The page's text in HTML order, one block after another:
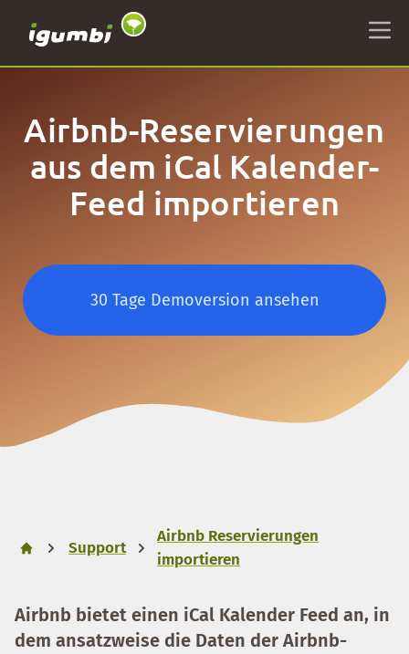
Airbnb-Reservierungen
aus dem iCal Kalender-
Feed importieren
30 Tage Demoversion ansehen
Support
Airbnb Reservierungen
importieren
Airbnb bietet einen iCal Kalender Feed an, in
dem ansatzweise die Daten der Airbnb-